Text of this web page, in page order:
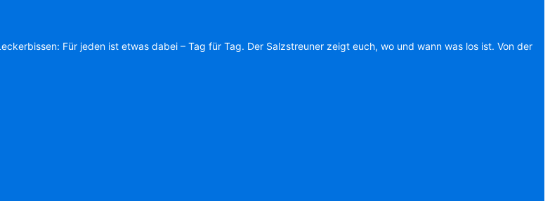
Für jeden ist etwas dabei – Tag für Tag. Der Salzstreuner zeigt euch, wo und wann was los ist. Von der